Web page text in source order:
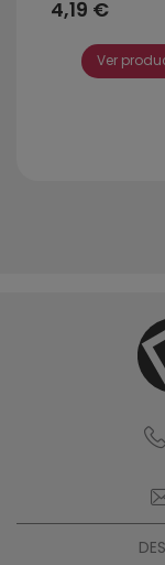
4,19 €
Ver